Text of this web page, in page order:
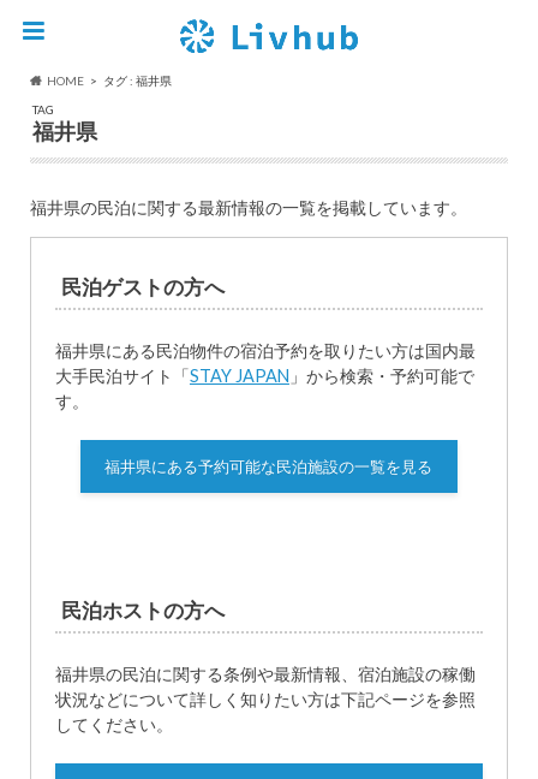
HOME
タグ : 福井県
TAG
福井県
福井県の民泊に関する最新情報の一覧を掲載しています。
民泊ゲストの方へ
福井県にある民泊物件の宿泊予約を取りたい方は国内最
大手民泊サイト「STAY JAPAN 」から検索・予約可能で
す。
福井県にある予約可能な民泊施設の一覧を見る
民泊ホストの方へ
福井県の民泊に関する条例や最新情報、宿泊施設の稼働
状況などについて詳しく知りたい方は下記ページを参照
してください。